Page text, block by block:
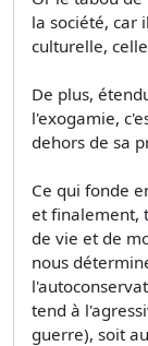
la société, car
culturelle,
De plus,
l'exogamie,
dehors de sa
Ce qui fonde
et finalement,
de vie et de
nous
tend à
guerre), soit